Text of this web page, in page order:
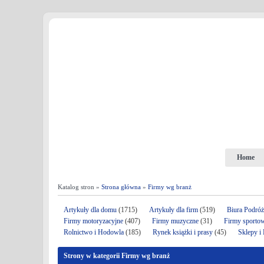
Home
Katalog stron » Strona główna » Firmy wg branż
Artykuły dla domu (1715) Artykuły dla firm (519)
Biura
Firmy motoryzacyjne (407) Firmy muzyczne (31)
Firmy
Rolnictwo i Hodowla (185) Rynek książki i prasy (45) Sklepy i
Strony w kategorii Firmy wg branż